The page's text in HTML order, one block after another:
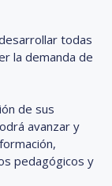
todas
la demanda de
de sus
avanzar y
pedagógicos y